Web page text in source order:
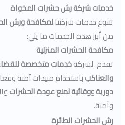
خدمات شركة رش حشرات المخواة
تتنوع خدمات شركتنالمكافحة ورش
من أبرز هذه الخدمات ما يلي:
مكافحة الحشرات المنزلية
تقدم الشركةخدمات متخصصة للقضاء
والعناكبباستخدام مبيدات آمنة
دورية ووقائية لمنع عودة الحشرات
وآمنة.
رش الحشرات الطائرة